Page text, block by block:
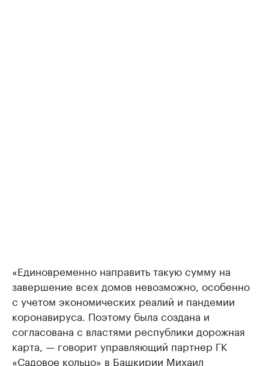
«Единовременно направить такую сумму на
завершение всех домов невозможно, особенно
с учетом экономических реалий и пандемии
коронавируса. Поэтому была создана и
согласована с властями республики дорожная
карта, — говорит управляющий партнер ГК
«Садовое кольцо» в Башкирии Михаил